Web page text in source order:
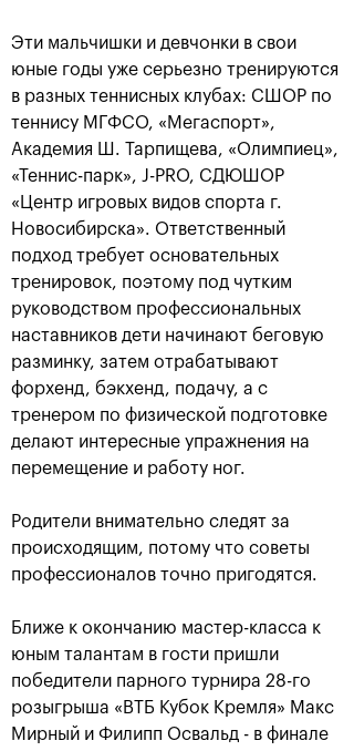
Карен Хачанов: «Этот титул
навсегда останется в
памяти!»
21 октября, 19:00
Крайчек и Рам –
победители «ВТБ Кубок
Кремля»-2018
21 октября, 17:00
«Конечно, хочется
выиграть титульный
матч»
Эти мальчишки и девчонки в свои
юные годы уже серьезно тренируются
в разных теннисных клубах: СШОР по
теннису МГФСО, «Мегаспорт»,
Академия Ш. Тарпищева, «Олимпиец»,
«Теннис-парк», J-PRO, СДЮШОР
«Центр игровых видов спорта г.
Новосибирска». Ответственный
подход требует основательных
тренировок, поэтому под чутким
руководством профессиональных
наставников дети начинают беговую
разминку, затем отрабатывают
форхенд, бэкхенд, подачу, а с
тренером по физической подготовке
делают интересные упражнения на
перемещение и работу ног.
Родители внимательно следят за
происходящим, потому что советы
профессионалов точно пригодятся.
Ближе к окончанию мастер-класса к
юным талантам в гости пришли
победители парного турнира 28-го
розыгрыша «ВТБ Кубок Кремля» Макс
Мирный и Филипп Освальд - в финале